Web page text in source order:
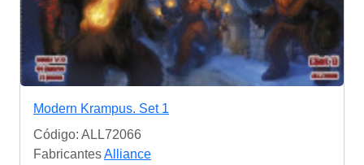
Modern Krampus. Set 1
Código: ALL72066
FabricantesAlliance